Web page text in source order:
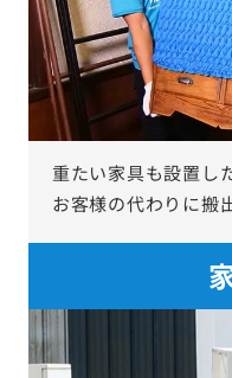
重たい家具も設置し
お客様の代わりに搬